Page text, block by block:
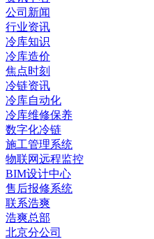
公司新闻
行业资讯
冷库知识
冷库造价
焦点时刻
冷链资讯
冷库自动化
冷库维修保养
数字化冷链
施工管理系统
物联网远程监控
BIM设计中心
售后报修系统
联系浩爽
浩爽总部
北京分公司